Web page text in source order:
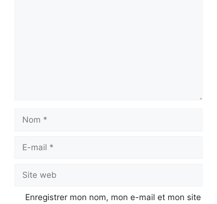
Nom
Site
web
Enregistrer mon nom, mon e-mail et mon site